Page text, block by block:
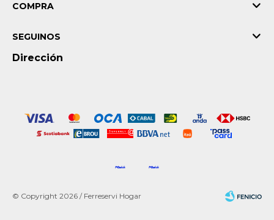
COMPRA
Dirección
SEGUINOS
© Copyright 2026 / Ferreservi Hogar